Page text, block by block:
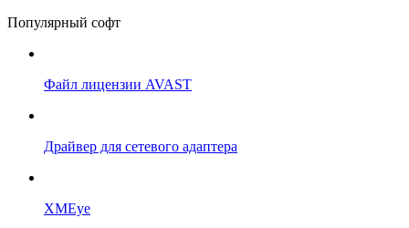
Популярный софт
Файл лицензии AVAST
Драйвер для сетевого адаптера
XMEye